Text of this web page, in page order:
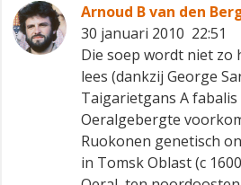
Arnoud B van den
30 januari 2010 22:51
Die soep wordt niet zo
lees (dankzij George
Taigarietgans A
Oeralgebergte
Ruokonen genetisch
in Tomsk Oblast (c